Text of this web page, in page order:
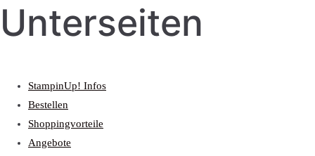
Unterseiten
StampinUp! Infos
Bestellen
Shoppingvorteile
Angebote